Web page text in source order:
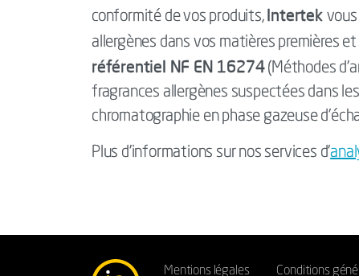
conformité de vos produits, Intertek
allergènes dans vos matières premières
référentiel NF EN 16274(Méthodes
fragrances allergènes suspectées dans
chromatographie en phase gazeuse
Plus d’informations sur nos services d’
Mentions légales Conditions